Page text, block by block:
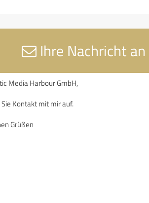
Ihre Nachricht an